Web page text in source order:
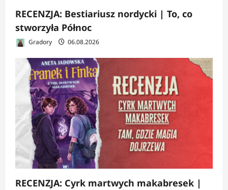
RECENZJA: Bestiariusz nordycki | To, co
stworzyła Północ
Gradory 06.08.2026
RECENZJA: Cyrk martwych makabresek |